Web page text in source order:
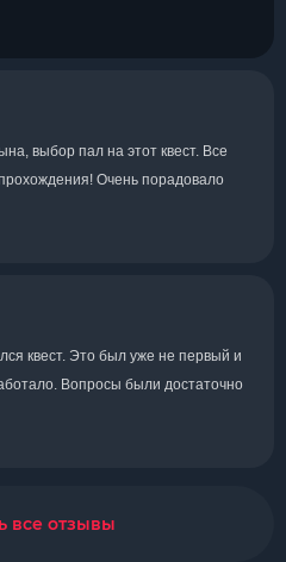
выбор пал на этот квест. Все
Очень порадовало
квест. Это был уже не первый и
Вопросы были достаточно
все отзывы